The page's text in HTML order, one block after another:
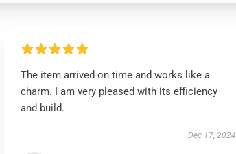
The item arrived on time and works like a
charm. I am very pleased with its efficiency
and build.
Dec 17, 2024